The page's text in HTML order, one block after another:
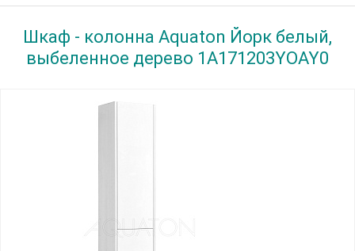
Шкаф - колонна Aquaton Йорк белый,
выбеленное дерево 1A171203YOAY0